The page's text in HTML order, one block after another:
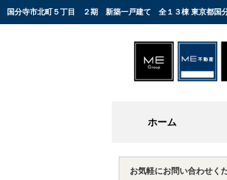
国分寺市北町５丁目 ２期 新築一戸建て 全１３棟 東京都国分
ホーム
お気軽にお問い合わせく